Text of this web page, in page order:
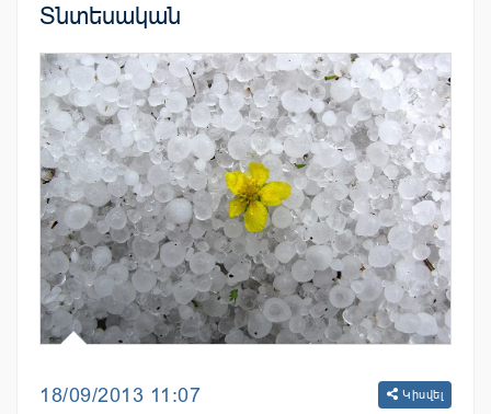
Տնտեսական
18/09/2013 11:07 Կիսվել